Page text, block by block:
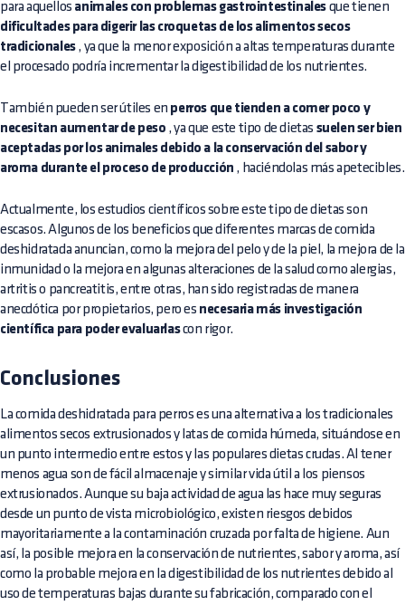
para aquellos animales con problemas gastrointestinales que tienen
dificultades para digerir las croquetas de los alimentos secos
tradicionales, ya que la menor exposición a altas temperaturas durante
el procesado podría incrementar la digestibilidad de los nutrientes.
También pueden ser útiles en perros que tienden a comer poco y
necesitan aumentar de peso , ya que este tipo de dietas suelen ser bien
aceptadas por los animales debido a la conservación del sabor y
aroma durante el proceso de producción , haciéndolas más apetecibles.
Actualmente, los estudios científicos sobre este tipo de dietas son
escasos. Algunos de los beneficios que diferentes marcas de comida
deshidratada anuncian, como la mejora del pelo y de la piel, la mejora de la
inmunidad o la mejora en algunas alteraciones de la salud como alergias,
artritis o pancreatitis, entre otras, han sido registradas de manera
anecdótica por propietarios, pero es necesaria más investigación
científica para poder evaluarlascon rigor.
Conclusiones
La comida deshidratada para perros es una alternativa a los tradicionales
alimentos secos extrusionados y latas de comida húmeda, situándose en
un punto intermedio entre estos y las populares dietas crudas. Al tener
menos agua son de fácil almacenaje y similar vida útil a los piensos
extrusionados. Aunque su baja actividad de agua las hace muy seguras
desde un punto de vista microbiológico, existen riesgos debidos
mayoritariamente a la contaminación cruzada por falta de higiene. Aun
así, la posible mejora en la conservación de nutrientes, sabor y aroma, así
como la probable mejora en la digestibilidad de los nutrientes debido al
uso de temperaturas bajas durante su fabricación, comparado con el